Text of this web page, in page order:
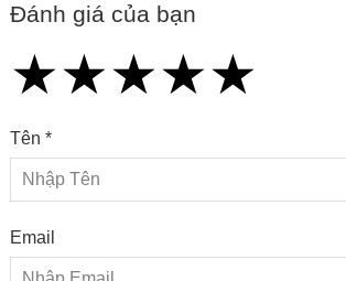
Đánh giá của bạn
★
★★
★★★
★★★★
★★★★★
Tên *
Email